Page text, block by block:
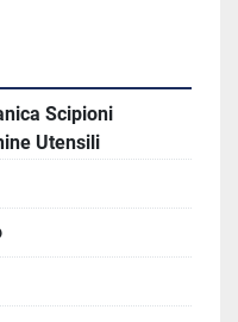
Scipioni
Utensili